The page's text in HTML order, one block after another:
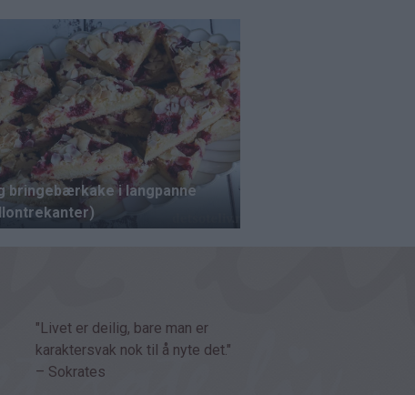
"Livet er deilig, bare man er
karaktersvak nok til å nyte det."
– Sokrates